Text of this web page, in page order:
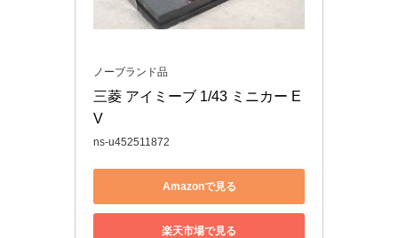
ノーブランド品
三菱 アイミーブ 1/43 ミニカー E
V
ns-u452511872
Amazonで見る
楽天市場で見る